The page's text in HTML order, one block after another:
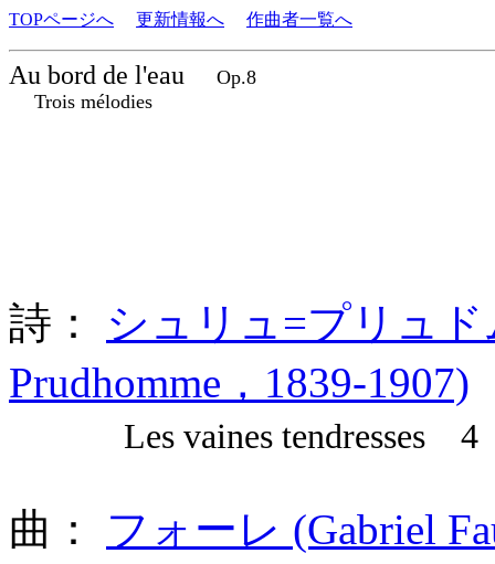
TOPページへ 更新情報へ 作曲者一覧へ
Au bord de l'eau
Op.8
Trois mélodies
詩： シュリュ=プリュド
Prudhomme，1839-1907)
Les vaines tendresses 4
曲： フォーレ (Gabriel